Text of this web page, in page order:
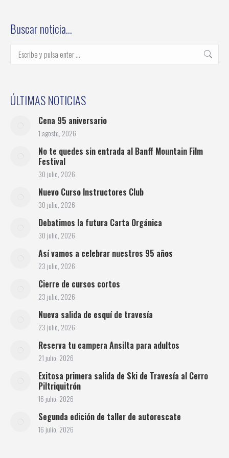
Buscar noticia…
Buscar:
ÚLTIMAS NOTICIAS
Cena 95 aniversario
1 agosto, 2026
No te quedes sin entrada al Banff Mountain Film
Festival
30 julio, 2026
Nuevo Curso Instructores Club
30 julio, 2026
Debatimos la futura Carta Orgánica
30 julio, 2026
Así vamos a celebrar nuestros 95 años
23 julio, 2026
Cierre de cursos cortos
23 julio, 2026
Nueva salida de esquí de travesía
23 julio, 2026
Reserva tu campera Ansilta para adultos
21 julio, 2026
Exitosa primera salida de Ski de Travesía al Cerro
Piltriquitrón
16 julio, 2026
Segunda edición de taller de autorescate
16 julio, 2026